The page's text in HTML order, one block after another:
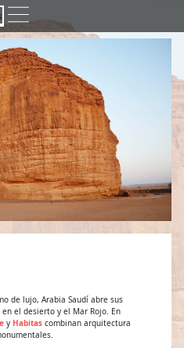
de lujo, Arabia Saudí abre sus
el desierto y el Mar Rojo. En
y Habitas combinan arquitectura